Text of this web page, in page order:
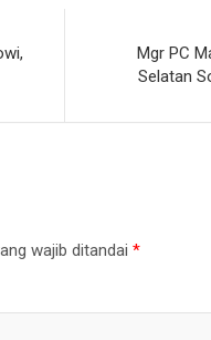
Mgr PC
Selatan
wajib ditandai *